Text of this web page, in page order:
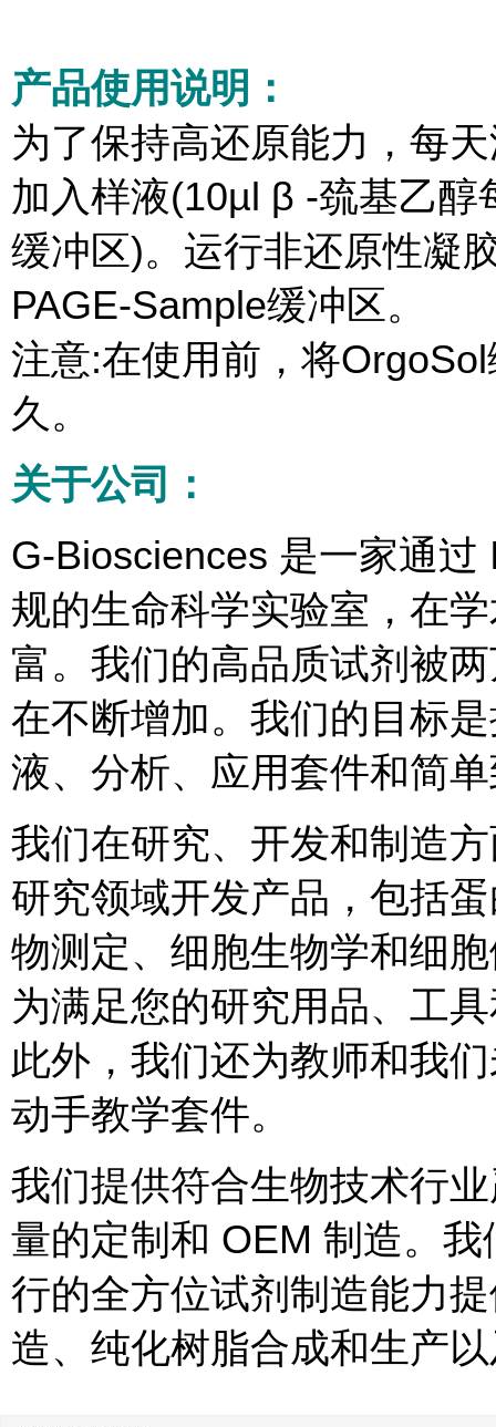
产品使用说明：
为了保持高还原能力，每
加入样液(10µl β -巯基乙醇
缓冲区)。运行非还原性凝
PAGE-Sample缓冲区。
注意:在使用前，将
久。
关于公司：
G-Biosciences 是一家通
规的生命科学实验室，在
富。我们的高品质试剂被
在不断增加。我们的目标
液、分析、应用套件和简
我们在研究、开发和制造
研究领域开发产品，包括
物测定、细胞生物学和细
为满足您的研究用品、工
此外，我们还为教师和我
动手教学套件。
我们提供符合生物技术行
量的定制和 OEM 制造。
行的全方位试剂制造能力
造、纯化树脂合成和生产